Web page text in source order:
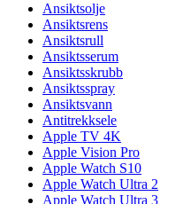
Ansiktsolje
Ansiktsrens
Ansiktsrull
Ansiktsserum
Ansiktsskrubb
Ansiktsspray
Ansiktsvann
Antitrekksele
Apple TV 4K
Apple Vision Pro
Apple Watch S10
Apple Watch Ultra 2
Apple Watch Ultra 3